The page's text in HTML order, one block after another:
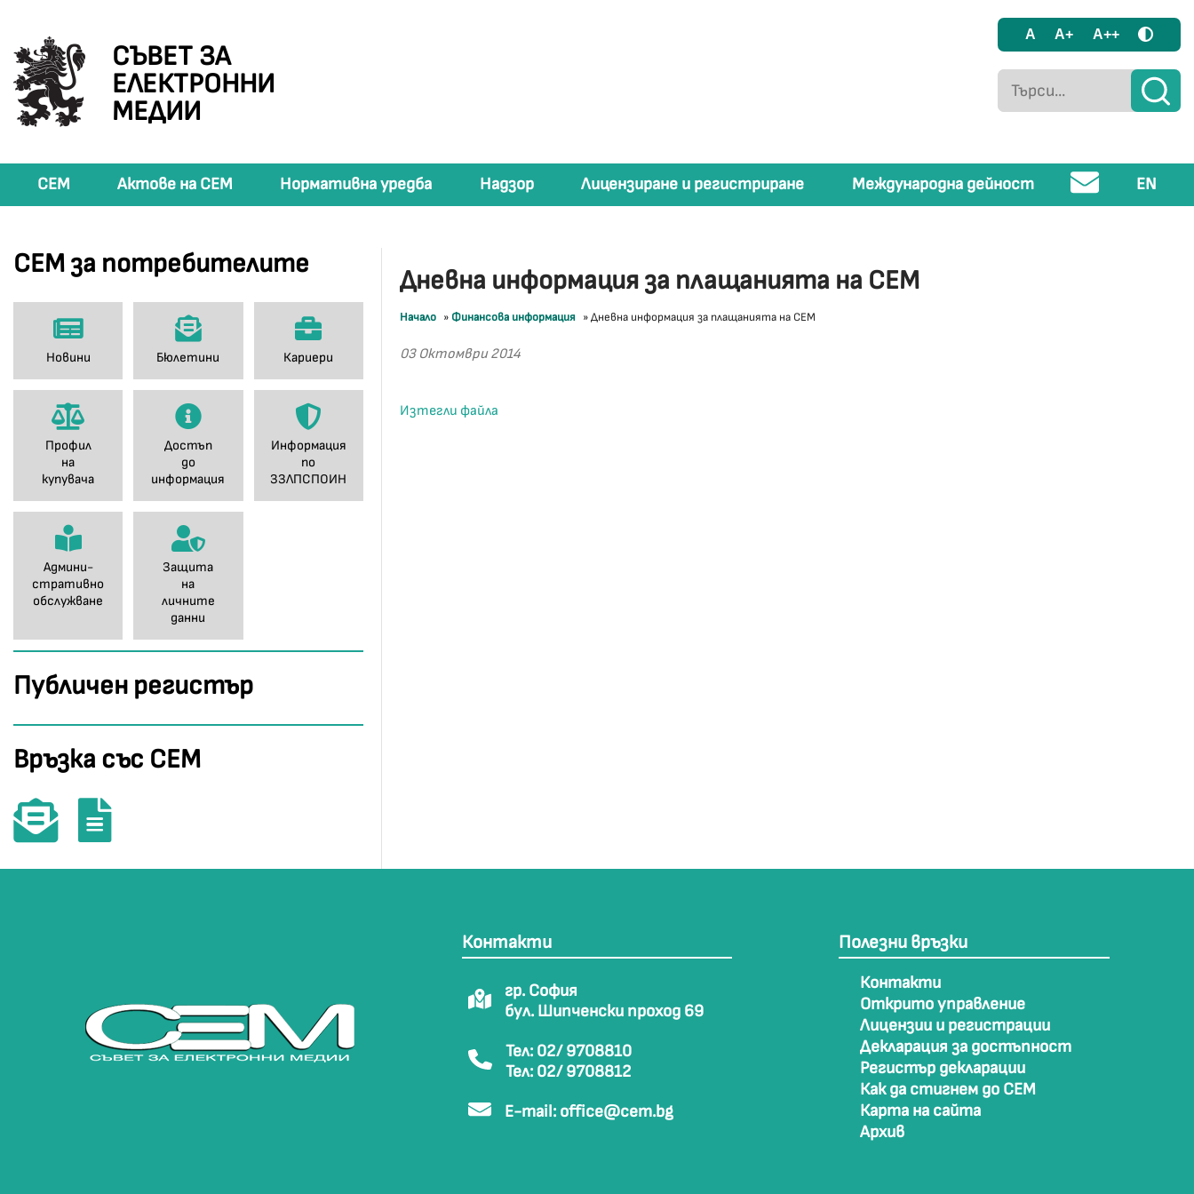
СЪВЕТ ЗА
ЕЛЕКТРОННИ
МЕДИИ
A A+ A++
СЕМ Актове на СЕМ Нормативна уредба Надзор Лицензиране и регистриране Международна дейност EN
СЕМ за потребителите
Новини Бюлетини Кариери
Профил
на
купувача
Достъп
до
информация
Информация
по
ЗЗЛПСПОИН
Админи-
стративно
обслужване
Защита
на
личните
данни
Публичен регистър
Връзка със СЕМ
Дневна информация за плащанията на СЕМ
Начало » Финансова информация »Дневна информация за плащанията на СЕМ
03 Октомври 2014
Изтегли файла
Контакти
гр. София
бул. Шипченски проход 69
Тел: 02/ 9708810
Тел: 02/ 9708812
E-mail: office@cem.bg
Полезни връзки
Контакти
Открито управление
Лицензии и регистрации
Декларация за достъпност
Регистър декларации
Как да стигнем до СЕМ
Карта на сайта
Архив